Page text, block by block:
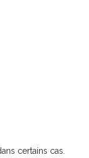
certains cas.